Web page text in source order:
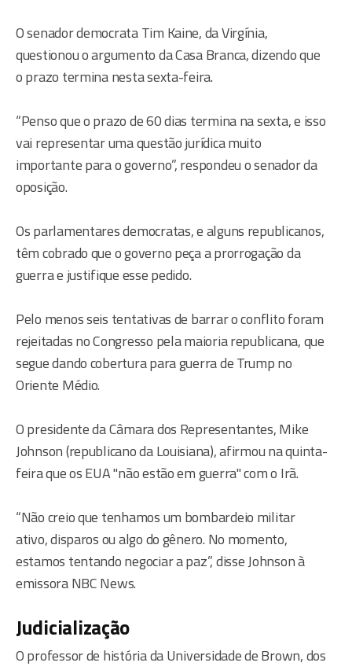
O senador democrata Tim Kaine, da Virgínia,
questionou o argumento da Casa Branca, dizendo que
o prazo termina nesta sexta-feira.
“Penso que o prazo de 60 dias termina na sexta, e isso
vai representar uma questão jurídica muito
importante para o governo”, respondeu o senador da
oposição.
Os parlamentares democratas, e alguns republicanos,
têm cobrado que o governo peça a prorrogação da
guerra e justifique esse pedido.
Pelo menos seis tentativas de barrar o conflito foram
rejeitadas no Congresso pela maioria republicana, que
segue dando cobertura para guerra de Trump no
Oriente Médio.
O presidente da Câmara dos Representantes, Mike
Johnson (republicano da Louisiana), afirmou na quinta-
feira que os EUA "não estão em guerra" com o Irã.
“Não creio que tenhamos um bombardeio militar
ativo, disparos ou algo do gênero. No momento,
estamos tentando negociar a paz”, disse Johnson à
emissora NBC News.
Judicialização
O professor de história da Universidade de Brown, dos